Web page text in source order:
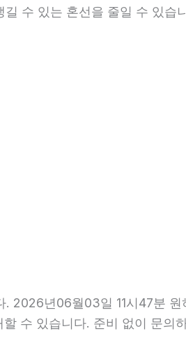
수 있는 혼선을 줄일 수 있습
2026년06월03일 11시47분
수 있습니다. 준비 없이 문의